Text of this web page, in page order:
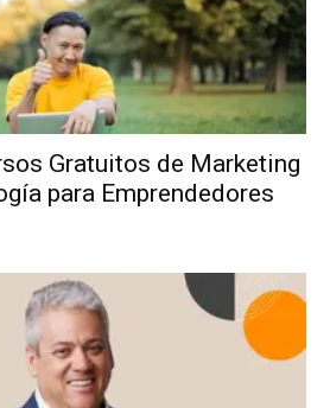
Gratuitos de Marketing
para Emprendedores